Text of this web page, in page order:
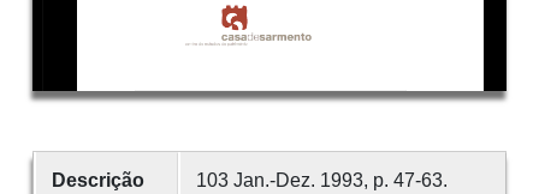
Descrição 103 Jan.-Dez. 1993, p. 47-63.